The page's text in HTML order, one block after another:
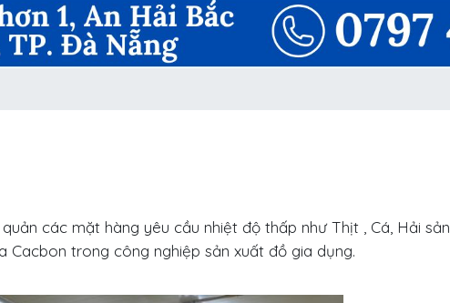
các mặt hàng yêu cầu nhiệt độ thấp như Thịt , Cá, Hải sản,
Cacbon trong công nghiệp sản xuất đồ gia dụng.